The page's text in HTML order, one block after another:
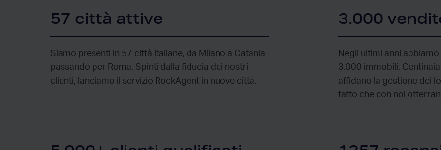
57 città attive
Siamo presenti in 57 città italiane, da Milano a Catania
passando per Roma. Spinti dalla fiducia dei nostri
clienti, lanciamo il servizio RockAgent in nuove città.
3.000
Negli ultimi anni
3.000 immobili.
affidano la gestione dei
fatto che con noi